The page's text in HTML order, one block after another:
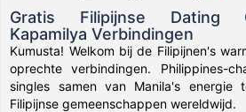
Gratis Filipijnse Dating
Kapamilya Verbindingen
Kumusta! Welkom bij de Filipijnen's
oprechte verbindingen. Philippines-
singles samen van Manila's energie
Filipijnse gemeenschappen wereldwijd.